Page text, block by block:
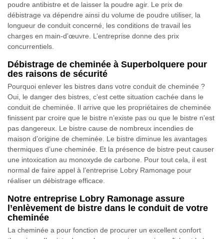
poudre antibistre et de laisser la poudre agir. Le prix de
débistrage va dépendre ainsi du volume de poudre utiliser, la
longueur de conduit concerné, les conditions de travail les
charges en main-d’œuvre. L’entreprise donne des prix
concurrentiels.
Débistrage de cheminée à Superbolquere pour
des raisons de sécurité
Pourquoi enlever les bistres dans votre conduit de cheminée ?
Oui, le danger des bistres, c’est cette situation cachée dans le
conduit de cheminée. Il arrive que les propriétaires de cheminée
finissent par croire que le bistre n’existe pas ou que le bistre n’est
pas dangereux. Le bistre cause de nombreux incendies de
maison d’origine de cheminée. Le bistre diminue les avantages
thermiques d’une cheminée. Et la présence de bistre peut causer
une intoxication au monoxyde de carbone. Pour tout cela, il est
normal de faire appel à l’entreprise Lobry Ramonage pour
réaliser un débistrage efficace.
Notre entreprise Lobry Ramonage assure
l’enlèvement de bistre dans le conduit de votre
cheminée
La cheminée a pour fonction de procurer un excellent confort